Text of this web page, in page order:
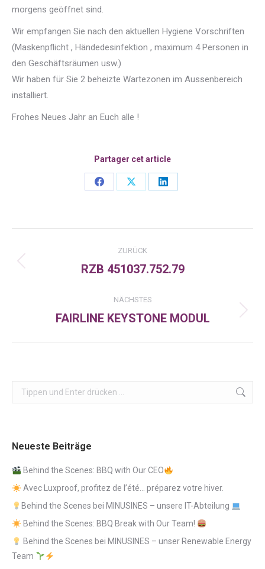
morgens geöffnet sind.
Wir empfangen Sie nach den aktuellen Hygiene Vorschriften
(Maskenpflicht , Händedesinfektion , maximum 4 Personen in
den Geschäftsräumen usw.)
Wir haben für Sie 2 beheizte Wartezonen im Aussenbereich
installiert.
Frohes Neues Jahr an Euch alle !
Partager cet article
Share
Share
Share
Kommentarnavigation
ZURÜCK
Vorheriger
RZB 451037.752.79
NÄCHSTES
Nächster
FAIRLINE KEYSTONE MODUL
Search:
Neueste Beiträge
Behind the Scenes: BBQ with Our CEO
Avec Luxproof, profitez de l’été… préparez votre hiver.
Behind the Scenes bei MINUSINES – unsere IT-Abteilung
Behind the Scenes: BBQ Break with Our Team!
Behind the Scenes bei MINUSINES – unser Renewable Energy
Team